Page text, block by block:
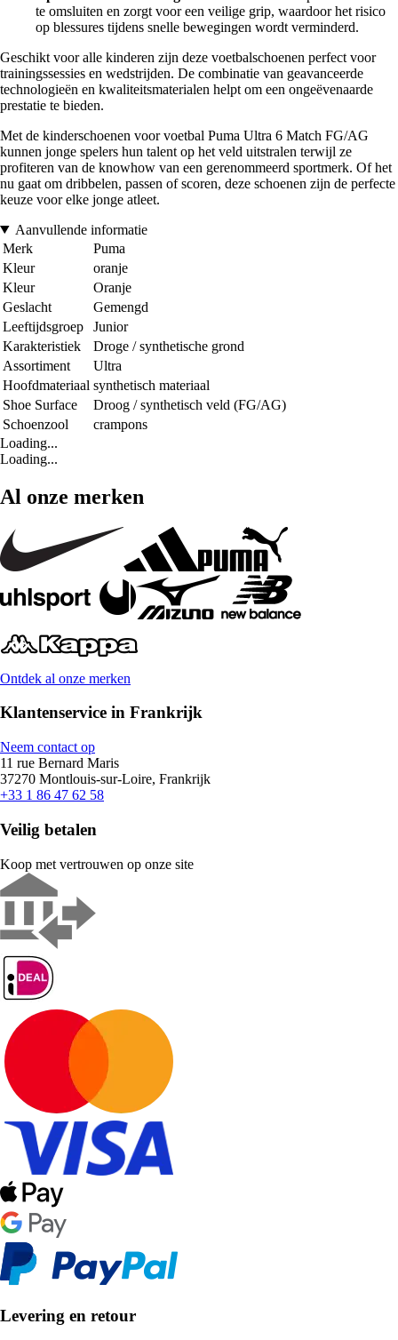
te omsluiten en zorgt voor een veilige grip, waardoor het risico
op blessures tijdens snelle bewegingen wordt verminderd.
Geschikt voor alle kinderen zijn deze voetbalschoenen perfect voor
trainingssessies en wedstrijden. De combinatie van geavanceerde
technologieën en kwaliteitsmaterialen helpt om een ongeëvenaarde
prestatie te bieden.
Met de kinderschoenen voor voetbal Puma Ultra 6 Match FG/AG
kunnen jonge spelers hun talent op het veld uitstralen terwijl ze
profiteren van de knowhow van een gerenommeerd sportmerk. Of het
nu gaat om dribbelen, passen of scoren, deze schoenen zijn de perfecte
keuze voor elke jonge atleet.
Aanvullende informatie
Merk
Puma
Kleur
oranje
Kleur
Oranje
Geslacht
Gemengd
Leeftijdsgroep
Junior
Karakteristiek
Droge / synthetische grond
Assortiment
Ultra
Hoofdmateriaal synthetisch materiaal
Shoe Surface
Droog / synthetisch veld (FG/AG)
Schoenzool
crampons
Loading...
Loading...
Al onze merken
Ontdek al onze merken
Klantenservice in Frankrijk
Neem contact op
11 rue Bernard Maris
37270 Montlouis-sur-Loire, Frankrijk
+33 1 86 47 62 58
Veilig betalen
Koop met vertrouwen op onze site
Levering en retour